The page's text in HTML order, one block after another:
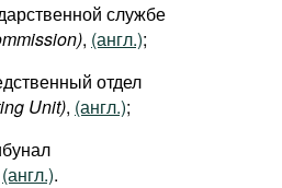
службе
, (англ.);
отдел
Unit), (англ.);
(англ.).